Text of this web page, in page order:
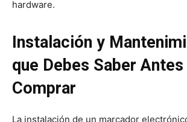
hardware.
Instalación y
que Debes Saber Antes
Comprar
La instalación de un marcador